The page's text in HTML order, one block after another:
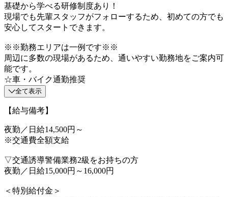
基礎から学べる研修制度あり！
現場でも先輩スタッフがフォローするため、初めての方でも
安心してスタートできます。
※※勤務エリアは一例です※※
周辺に多数の現場があるため、通いやすい勤務地をご案内可
能です。
☆車・バイク通勤推奨
全て表示
【給与備考】
夜勤／日給14,500円～
※交通費全額支給
▽交通誘導警備業務2級をお持ちの方
夜勤／日給15,000円～16,000円
＜特別給付金＞